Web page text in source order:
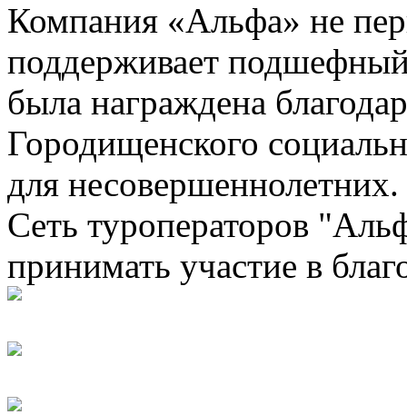
Компания «Альфа» не
поддерживает подшефный
была награждена
Городищенского
для несовершеннолетних.
Сеть туроператоров
принимать участие в